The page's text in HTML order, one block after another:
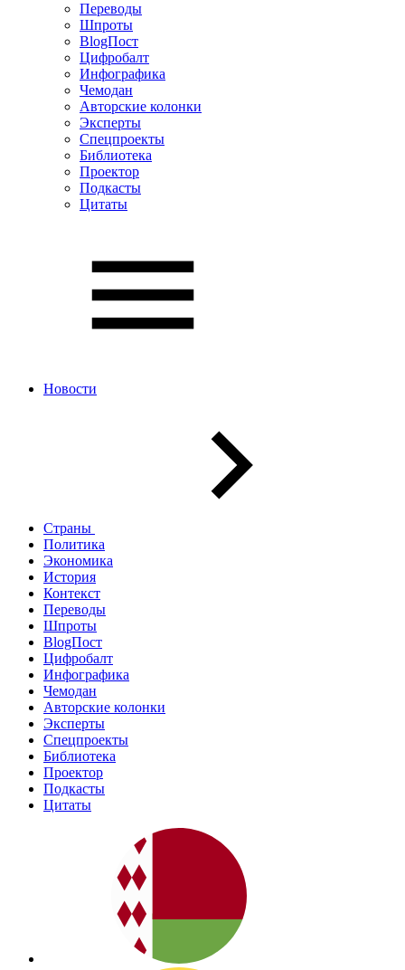
Переводы
Шпроты
BlogПост
Цифробалт
Инфографика
Чемодан
Авторские колонки
Эксперты
Спецпроекты
Библиотека
Проектор
Подкасты
Цитаты
Новости
Страны
Политика
Экономика
История
Контекст
Переводы
Шпроты
BlogПост
Цифробалт
Инфографика
Чемодан
Авторские колонки
Эксперты
Спецпроекты
Библиотека
Проектор
Подкасты
Цитаты